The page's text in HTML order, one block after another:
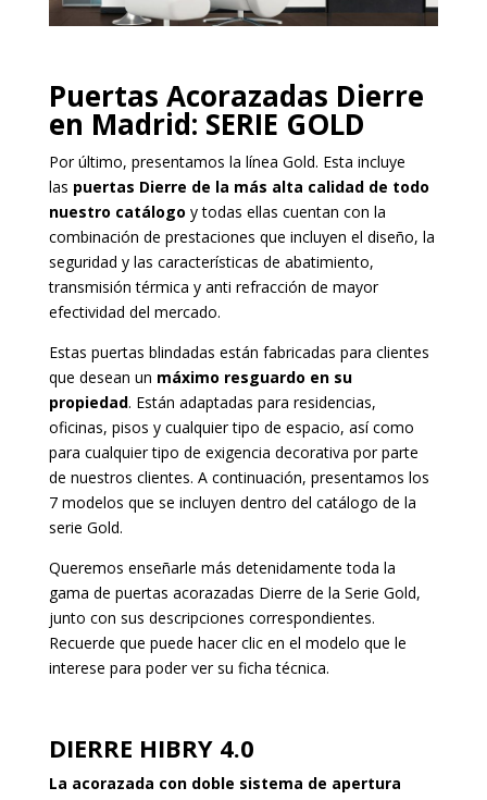
Puertas Acorazadas Dierre
en Madrid: SERIE GOLD
Por último, presentamos la línea Gold. Esta incluye
las puertas Dierre de la más alta calidad de todo
nuestro catálogo y todas ellas cuentan con la
combinación de prestaciones que incluyen el diseño, la
seguridad y las características de abatimiento,
transmisión térmica y anti refracción de mayor
efectividad del mercado.
Estas puertas blindadas están fabricadas para clientes
que desean un máximo resguardo en su
propiedad. Están adaptadas para residencias,
oficinas, pisos y cualquier tipo de espacio, así como
para cualquier tipo de exigencia decorativa por parte
de nuestros clientes. A continuación, presentamos los
7 modelos que se incluyen dentro del catálogo de la
serie Gold.
Queremos enseñarle más detenidamente toda la
gama de puertas acorazadas Dierre de la Serie Gold,
junto con sus descripciones correspondientes.
Recuerde que puede hacer clic en el modelo que le
interese para poder ver su ficha técnica.
DIERRE HIBRY 4.0
La acorazada con doble sistema de apertura